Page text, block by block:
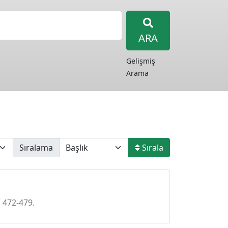
ARA
Gelişmiş
Arama
Sıralama Sırala
479.